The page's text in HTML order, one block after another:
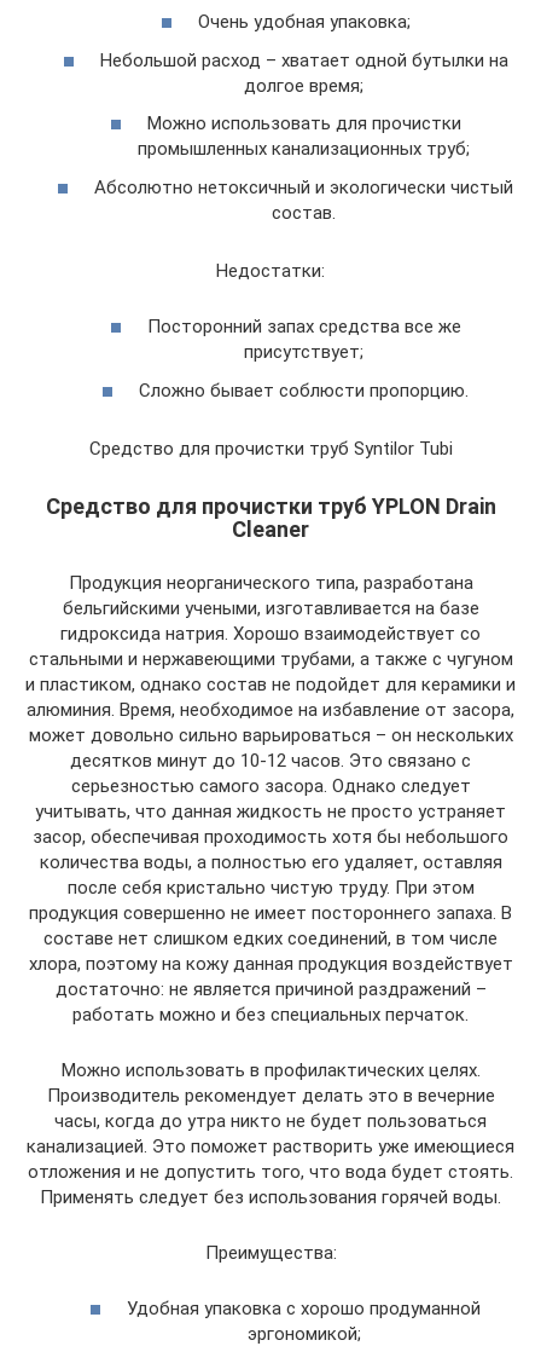
Очень удобная упаковка;
Небольшой расход – хватает одной бутылки на
долгое время;
Можно использовать для прочистки
промышленных канализационных труб;
Абсолютно нетоксичный и экологически чистый
состав.
Недостатки:
Посторонний запах средства все же
присутствует;
Сложно бывает соблюсти пропорцию.
Средство для прочистки труб Syntilor Tubi
Средство для прочистки труб YPLON Drain
Cleaner
Продукция неорганического типа, разработана
бельгийскими учеными, изготавливается на базе
гидроксида натрия. Хорошо взаимодействует со
стальными и нержавеющими трубами, а также с чугуном
и пластиком, однако состав не подойдет для керамики и
алюминия. Время, необходимое на избавление от засора,
может довольно сильно варьироваться – он нескольких
десятков минут до 10-12 часов. Это связано с
серьезностью самого засора. Однако следует
учитывать, что данная жидкость не просто устраняет
засор, обеспечивая проходимость хотя бы небольшого
количества воды, а полностью его удаляет, оставляя
после себя кристально чистую труду. При этом
продукция совершенно не имеет постороннего запаха. В
составе нет слишком едких соединений, в том числе
хлора, поэтому на кожу данная продукция воздействует
достаточно: не является причиной раздражений –
работать можно и без специальных перчаток.
Можно использовать в профилактических целях.
Производитель рекомендует делать это в вечерние
часы, когда до утра никто не будет пользоваться
канализацией. Это поможет растворить уже имеющиеся
отложения и не допустить того, что вода будет стоять.
Применять следует без использования горячей воды.
Преимущества:
Удобная упаковка с хорошо продуманной
эргономикой;